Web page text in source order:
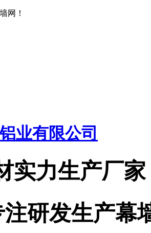
网！
实力生产厂家
注研发生产幕